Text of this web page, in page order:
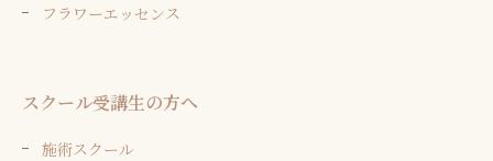
フラワーエッセンス
スクール受講生の方へ
施術スクール